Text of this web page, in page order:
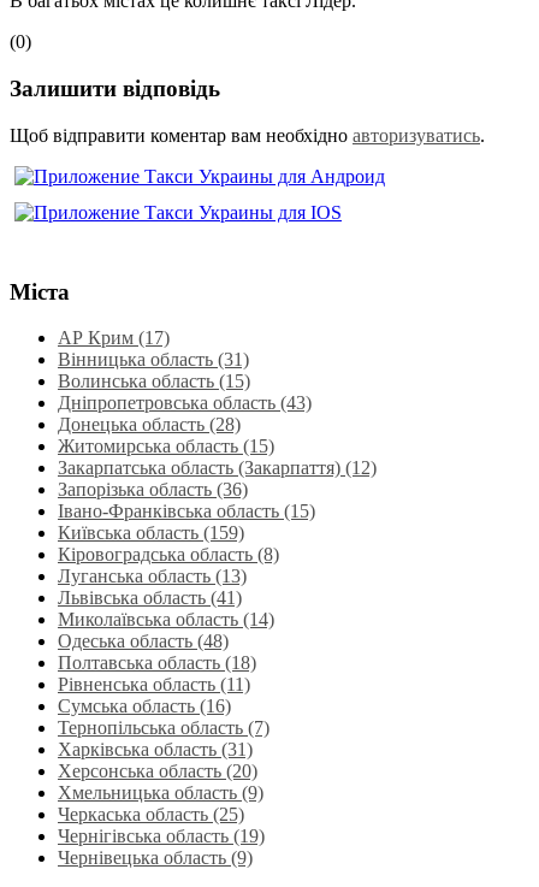
(0)
Залишити відповідь
Щоб відправити коментар вам необхідно авторизуватись.
Міста
АР Крим (17)
Вінницька область (31)
Волинська область‎ (15)
Дніпропетровська область‎ (43)
Донецька область (28)
Житомирська область (15)
Закарпатська область (Закарпаття) (12)
Запорізька область (36)
Івано-Франківська область (15)
Київська область (159)
Кіровоградська область (8)
Луганська область‎ (13)
Львівська область‎ (41)
Миколаївська область‎ (14)
Одеська область‎ (48)
Полтавська область (18)
Рівненська область‎ (11)
Сумська область‎ (16)
Тернопільська область‎ (7)
Харківська область‎ (31)
Херсонська область‎ (20)
Хмельницька область‎ (9)
Черкаська область‎ (25)
Чернігівська область (19)
Чернівецька область (9)